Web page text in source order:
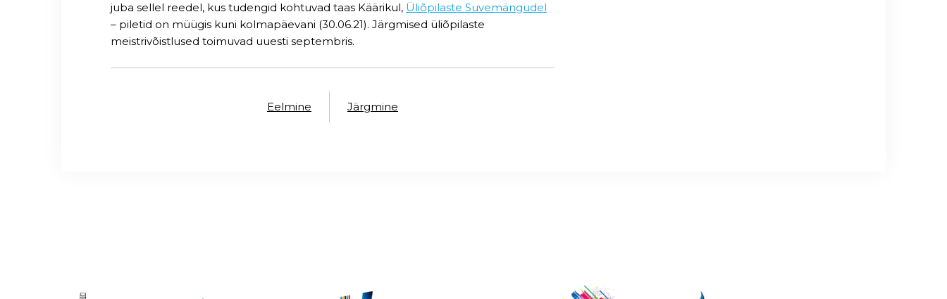
juba sellel reedel, kus tudengid kohtuvad taas Käärikul, Üliõpilaste Suvemängudel
– piletid on müügis kuni kolmapäevani (30.06.21). Järgmised üliõpilaste
meistrivõistlused toimuvad uuesti septembris.
Eelmine Järgmine